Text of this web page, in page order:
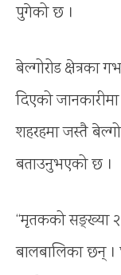
पुगेको छ ।
बेल्गोरोड क्षेत्रका
दिएको
शहरहमा जस्तै
बताउनुभएको छ ।
“मृतकको सङ्ख्या
बालबालिका छन् ।